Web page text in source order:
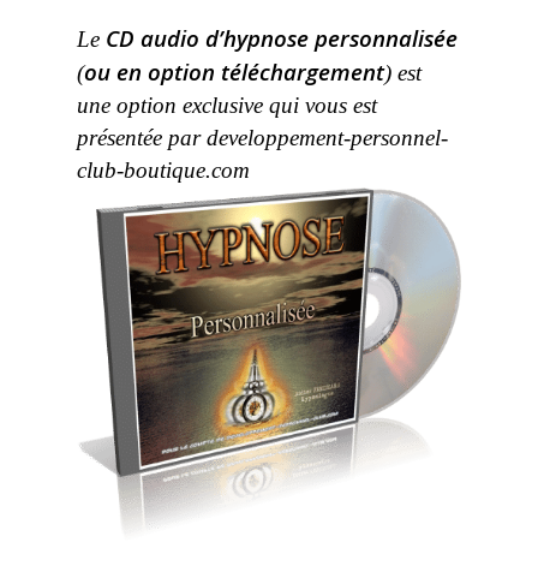
Le CD audio d’hypnose personnalisée
(ou en option téléchargement) est
une option exclusive qui vous est
présentée par developpement-personnel-
club-boutique.com